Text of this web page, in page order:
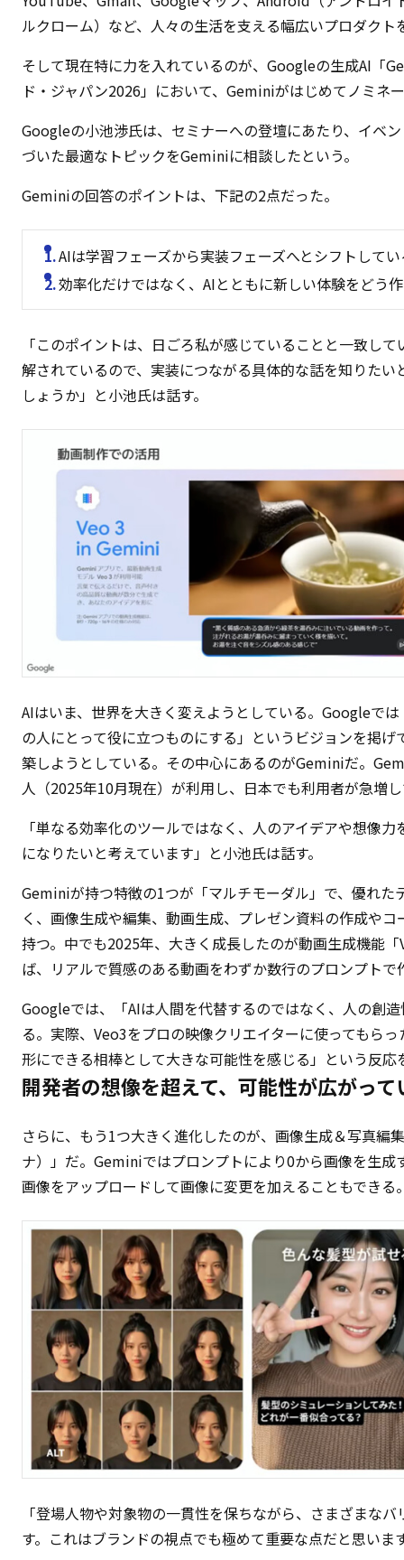
ルクローム）など、人々の生活を支える幅広いプロダクト
そして現在特に力を入れているのが、Googleの生成AI「
ド・ジャパン2026」において、Geminiがはじめてノミネ
Googleの小池渉氏は、セミナーへの登壇にあたり、イベ
づいた最適なトピックをGeminiに相談したという。
Geminiの回答のポイントは、下記の2点だった。
AIは学習フェーズから実装フェーズへとシフトして
効率化だけではなく、AIとともに新しい体験をどう
「このポイントは、日ごろ私が感じていることと一致し
解されているので、実装につながる具体的な話を知りた
しょうか」と小池氏は話す。
AIはいま、世界を大きく変えようとしている。Googleで
の人にとって役に立つものにする」というビジョンを掲げ
築しようとしている。その中心にあるのがGeminiだ。
人（2025年10月現在）が利用し、日本でも利用者が急増
「単なる効率化のツールではなく、人のアイデアや想像
になりたいと考えています」と小池氏は話す。
Geminiが持つ特徴の1つが「マルチモーダル」で、優れた
く、画像生成や編集、動画生成、プレゼン資料の作成や
持つ。中でも2025年、大きく成長したのが動画生成機能
ば、リアルで質感のある動画をわずか数行のプロンプト
Googleでは、「AIは人間を代替するのではなく、人の創
る。実際、Veo3をプロの映像クリエイターに使ってもら
形にできる相棒として大きな可能性を感じる」という反応
開発者の想像を超えて、可能性が広がって
さらに、もう1つ大きく進化したのが、画像生成＆写真編
ナ）」だ。Geminiではプロンプトにより0から画像を生成
画像をアップロードして画像に変更を加えることもできる
「登場人物や対象物の一貫性を保ちながら、さまざまな
す。これはブランドの視点でも極めて重要な点だと思いま